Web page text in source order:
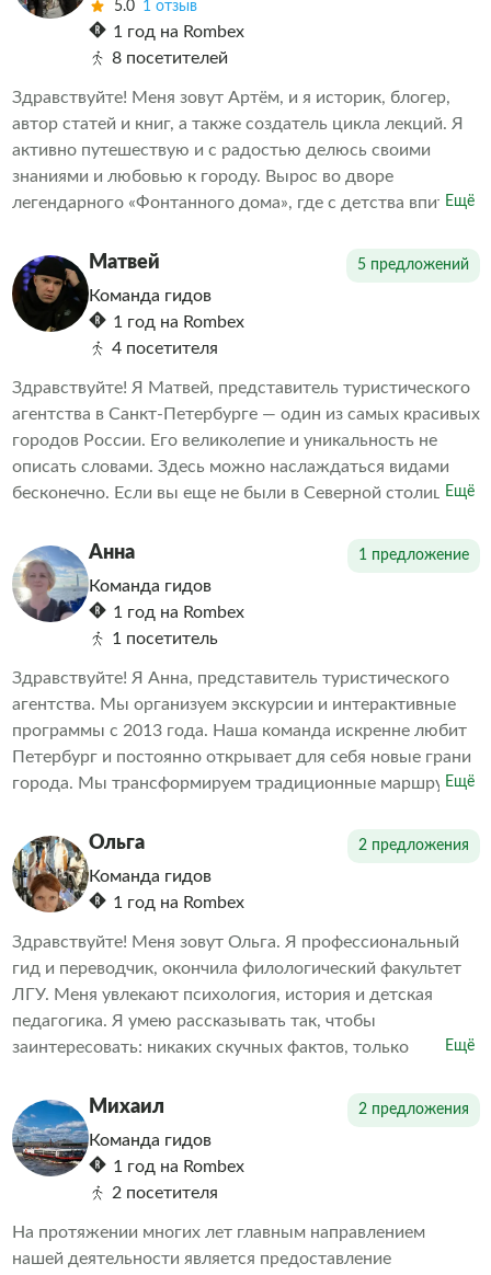
5.0 1 отзыв
1 год на Rombex
8 посетителей
Здравствуйте! Меня зовут Артём, и я историк, блогер,
автор статей и книг, а также создатель цикла лекций. Я
активно путешествую и с радостью делюсь своими
знаниями и любовью к городу. Вырос во дворе
легендарного «Фонтанного дома», где с детства впитал
передаю эту любовь и свои знания всем, кто
интересуется историей и культурой нашего прекрасного
города.
Ещё
Матвей 5 предложений
Команда гидов
1 год на Rombex
4 посетителя
Здравствуйте! Я Матвей, представитель туристического
агентства в Санкт-Петербурге — один из самых красивых
городов России. Его великолепие и уникальность не
описать словами. Здесь можно наслаждаться видами
бесконечно. Если вы еще не были в Северной столице
уникальную возможность познакомиться с главными
достопримечательностями Санкт-Петербурга.
Ещё
Анна 1 предложение
Команда гидов
1 год на Rombex
1 посетитель
Здравствуйте! Я Анна, представитель туристического
агентства. Мы организуем экскурсии и интерактивные
программы с 2013 года. Наша команда искренне любит
Петербург и постоянно открывает для себя новые грани
города. Мы трансформируем традиционные маршруты,
Наша цель — объединить игру и образование. За годы
работы мы убедились, что интерактивные туры с играми
и викторинами интересны не только детям, но и
взрослым.
Ещё
Ольга 2 предложения
Команда гидов
1 год на Rombex
Здравствуйте! Меня зовут Ольга. Я профессиональный
гид и переводчик, окончила филологический факультет
ЛГУ. Меня увлекают психология, история и детская
педагогика. Я умею рассказывать так, чтобы
заинтересовать: никаких скучных фактов, только
прошлого помогает лучше осознать настоящее.
Ещё
Михаил 2 предложения
Команда гидов
1 год на Rombex
2 посетителя
На протяжении многих лет главным направлением
нашей деятельности является предоставление